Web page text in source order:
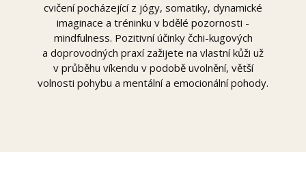
cvičení pocházející z jógy, somatiky, dynamické
imaginace a tréninku v bdělé pozornosti -
mindfulness. Pozitivní účinky čchi-kugových
a doprovodných praxí zažijete na vlastní kůži už
v průběhu víkendu v podobě uvolnění, větší
volnosti pohybu a mentální a emocionální pohody.